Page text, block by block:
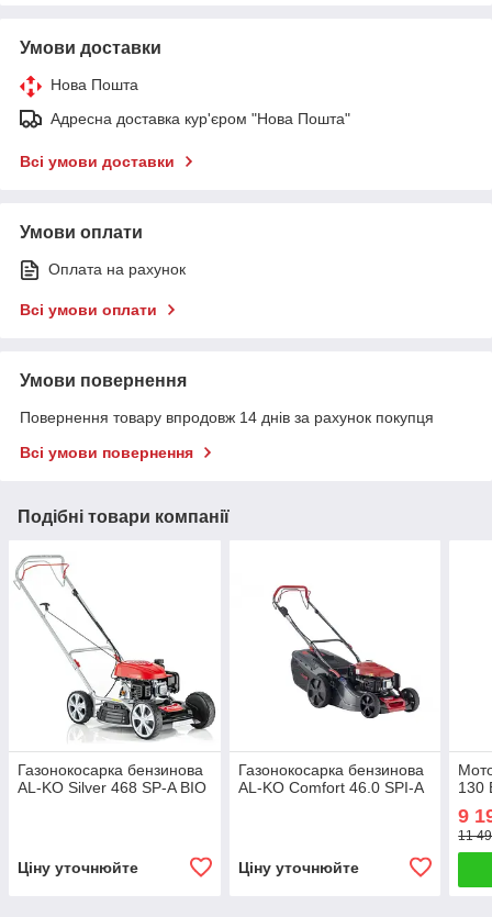
Умови доставки
Нова Пошта
Адресна доставка кур'єром "Нова Пошта"
Всі умови доставки
Умови оплати
Оплата на рахунок
Всі умови оплати
Умови повернення
Повернення товару впродовж 14 днів за рахунок покупця
Всі умови повернення
Подібні товари компанії
Газонокосарка бензинова
AL-KO Silver 468 SP-A BIO
Ціну уточнюйте
Газонокосарка бензинова
AL-KO Comfort 46.0 SPI-A
Ціну уточнюйте
130
9
11